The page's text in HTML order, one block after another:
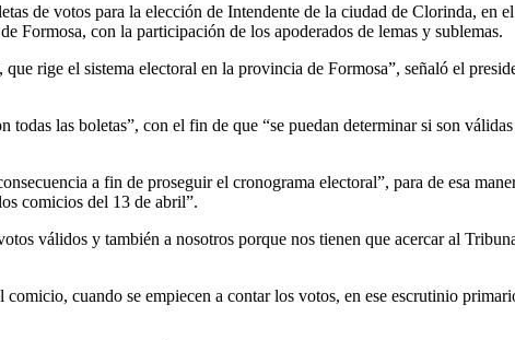
de votos para la elección de Intendente de la ciudad de Clorinda, en
Formosa, con la participación de los apoderados de lemas y sublemas.
rige el sistema electoral en la provincia de Formosa”, señaló el
las boletas”, con el fin de que “se puedan determinar si son
a fin de proseguir el cronograma electoral”, para de esa
comicios del 13 de abril”.
válidos y también a nosotros porque nos tienen que acercar al
cuando se empiecen a contar los votos, en ese escrutinio